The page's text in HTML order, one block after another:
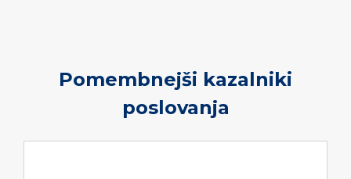
Pomembnejši kazalniki
poslovanja